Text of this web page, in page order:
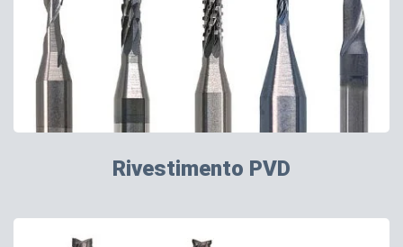
Rivestimento PVD